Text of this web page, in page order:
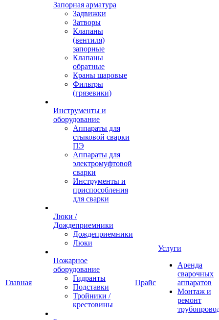
Главная
Запорная арматура
Задвижки
Затворы
Клапаны
(вентиля)
запорные
Клапаны
обратные
Краны шаровые
Фильтры
(грязевики)
Инструменты и
оборудование
Аппараты для
стыковой сварки
ПЭ
Аппараты для
электромуфтовой
сварки
Инструменты и
приспособления
для сварки
Люки /
Дождеприемники
Дождеприемники
Люки
Пожарное
оборудование
Гидранты
Подставки
Тройники /
крестовины
Прайс
Услуги
Аренда
сварочных
аппаратов
Монтаж и
ремонт